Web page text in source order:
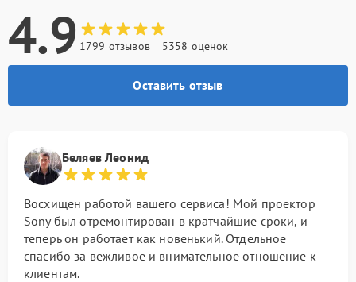
4.9 1799 отзывов 5358 оценок
Оставить отзыв
Беляев Леонид
Восхищен работой вашего сервиса! Мой проектор
Sony был отремонтирован в кратчайшие сроки, и
теперь он работает как новенький. Отдельное
спасибо за вежливое и внимательное отношение к
клиентам.